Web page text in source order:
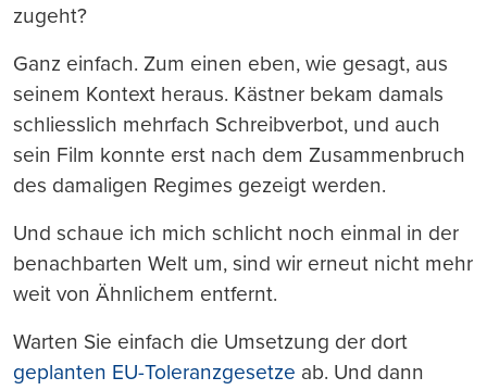
zugeht?
Ganz einfach. Zum einen eben, wie gesagt, aus
seinem Kontext heraus. Kästner bekam damals
schliesslich mehrfach Schreibverbot, und auch
sein Film konnte erst nach dem Zusammenbruch
des damaligen Regimes gezeigt werden.
Und schaue ich mich schlicht noch einmal in der
benachbarten Welt um, sind wir erneut nicht mehr
weit von Ähnlichem entfernt.
Warten Sie einfach die Umsetzung der dort
geplanten EU-Toleranzgesetze ab. Und dann